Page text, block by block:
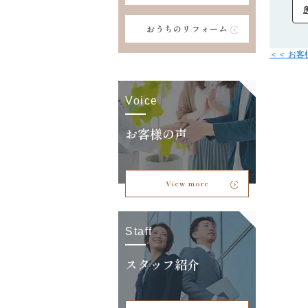
＜＜ お客
おうちのリフォーム
Voice
お客様の声
View more
Staff
スタッフ紹介